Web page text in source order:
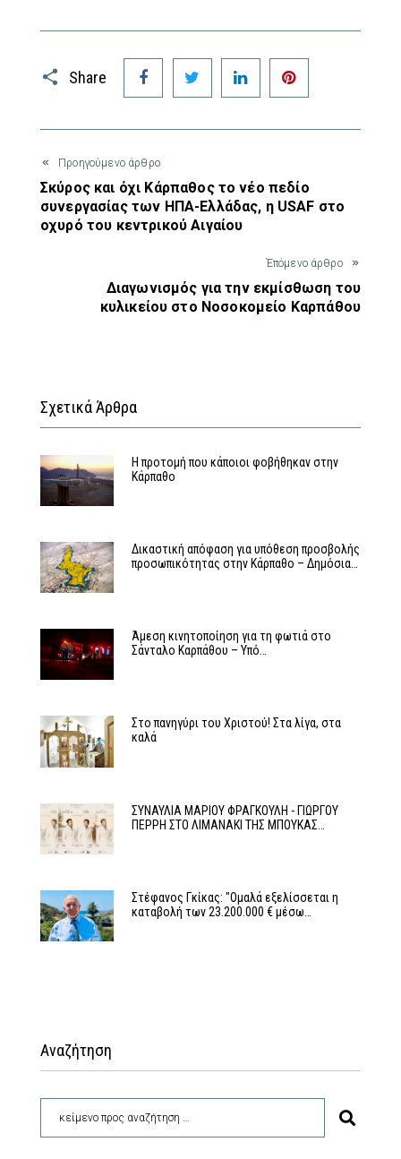
Share
Facebook Twitter LinkedIn
Προηγούμενο άρθρο
Σκύρος και όχι Κάρπαθος το νέο πεδίο
συνεργασίας των ΗΠΑ-Ελλάδας, η USAF στο
οχυρό του κεντρικού Αιγαίου
Έπόμενο άρθρο
Διαγωνισμός για την εκμίσθωση του
κυλικείου στο Νοσοκομείο Καρπάθου
Σχετικά Άρθρα
Η προτομή που κάποιοι φοβήθηκαν στην
Κάρπαθο
Δικαστική απόφαση για υπόθεση προσβολής
προσωπικότητας στην Κάρπαθο – Δημόσια…
Άμεση κινητοποίηση για τη φωτιά στο
Σάνταλο Καρπάθου – Υπό…
Στο πανηγύρι του Χριστού! Στα λίγα, στα
καλά
ΣΥΝΑΥΛΙΑ ΜΑΡΙΟΥ ΦΡΑΓΚΟΥΛΗ - ΓΙΩΡΓΟΥ
ΠΕΡΡΗ ΣΤΟ ΛΙΜΑΝΑΚΙ ΤΗΣ ΜΠΟΥΚΑΣ…
Στέφανος Γκίκας: "Ομαλά εξελίσσεται η
καταβολή των 23.200.000 € μέσω…
Αναζήτηση